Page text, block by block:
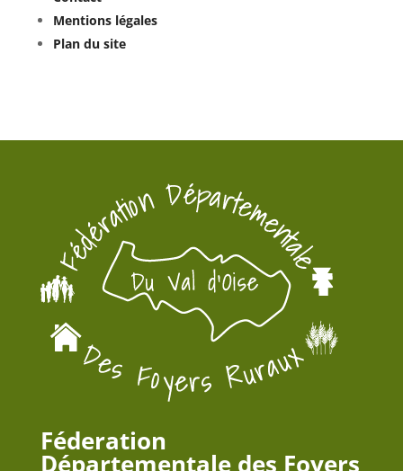
Mentions légales
Plan du site
Féderation
Départementale des Foyers